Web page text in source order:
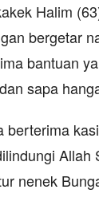
Halim
bergetar
bantuan
sapa
berterima
Allah
nenek